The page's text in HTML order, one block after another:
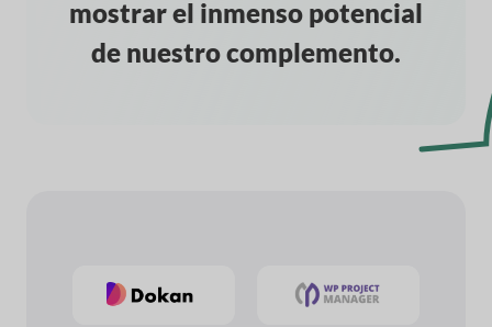
mostrar el inmenso potencial
de nuestro complemento.